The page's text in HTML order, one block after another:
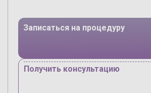
Записаться на процедуру
Получить консультацию